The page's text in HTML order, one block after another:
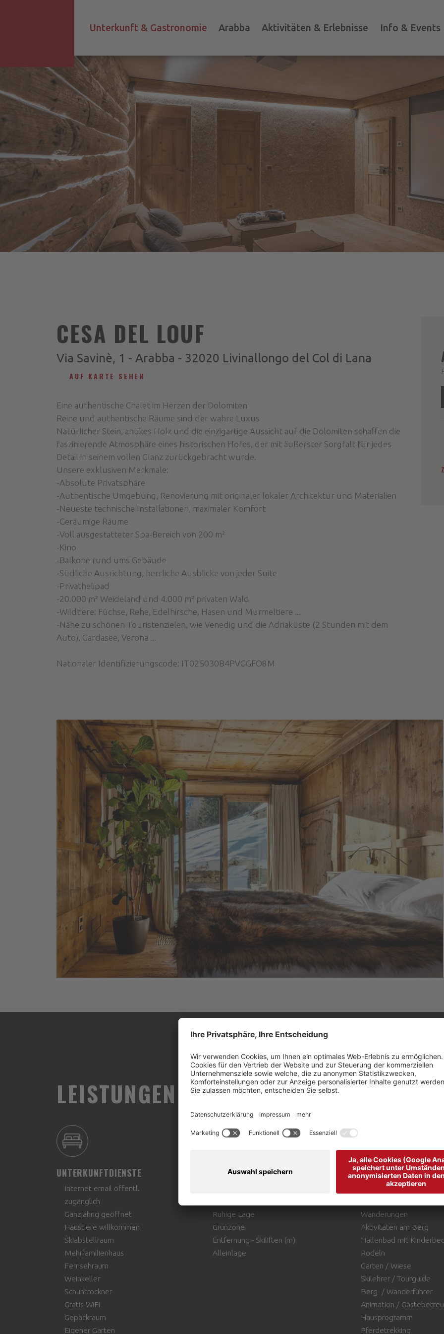
Unterkunft & Gastronomie Arabba Aktivitäten & Erlebnisse
Info & Events
CESA DEL LOUF
Via Savinè, 1 - Arabba - 32020 Livinallongo del Col di Lana
AUF KARTE SEHEN
Eine authentische Chalet im Herzen der Dolomiten
Reine und authentische Räume sind der wahre Luxus
Natürlicher Stein, antikes Holz und die einzigartige Aussicht auf die Dolomiten schaffen die
faszinierende Atmosphäre eines historischen Hofes, der mit äußerster Sorgfalt für jedes
Detail in seinem vollen Glanz zurückgebracht wurde.
Unsere exklusiven Merkmale:
-Absolute Privatsphäre
-Authentische Umgebung, Renovierung mit originaler lokaler Architektur und Materialien
-Neueste technische Installationen, maximaler Komfort
-Geräumige Räume
-Voll ausgestatteter Spa-Bereich von 200 m²
-Kino
-Balkone rund ums Gebäude
-Südliche Ausrichtung, herrliche Ausblicke von jeder Suite
-Privathelipad
-20.000 m² Weideland und 4.000 m² privaten Wald
-Wildtiere: Füchse, Rehe, Edelhirsche, Hasen und Murmeltiere ...
-Nähe zu schönen Touristenzielen, wie Venedig und die Adriaküste (2 Stunden mit dem
Auto), Gardasee, Verona ...
Nationaler Identifizierungscode: IT025030B4PVGGFO8M
LEISTUNGEN
UNTERKUNFTDIENSTE
Internet-email öffentl.
zugänglich
Ganzjährig geöffnet
Haustiere willkommen
Skiabstellraum
Mehrfamilienhaus
Fernsehraum
Weinkeller
Schuhtrockner
Gratis WiFi
Gepäckraum
Eigener Garten
Ruhige Lage
Grünzone
Entfernung - Skiliften (m)
Alleinlage
SPORT / FREIZEIT
Adventure-Touren
Wanderungen
Aktivitäten am Berg
Hallenbad mit
Rodeln
Garten / Wiese
Skilehrer / Tourguide
Berg- / Wanderführer
Animation /
Hausprogramm
Pferdetrekking